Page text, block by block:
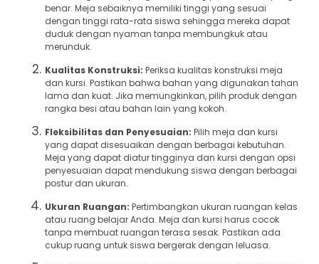
benar. Meja sebaiknya memiliki tinggi yang sesuai
dengan tinggi rata-rata siswa sehingga mereka dapat
duduk dengan nyaman tanpa membungkuk atau
merunduk.
Kualitas Konstruksi: Periksa kualitas konstruksi meja
dan kursi. Pastikan bahwa bahan yang digunakan tahan
lama dan kuat. Jika memungkinkan, pilih produk dengan
rangka besi atau bahan lain yang kokoh.
Fleksibilitas dan Penyesuaian: Pilih meja dan kursi
yang dapat disesuaikan dengan berbagai kebutuhan.
Meja yang dapat diatur tingginya dan kursi dengan opsi
penyesuaian dapat mendukung siswa dengan berbagai
postur dan ukuran.
Ukuran Ruangan: Pertimbangkan ukuran ruangan kelas
atau ruang belajar Anda. Meja dan kursi harus cocok
tanpa membuat ruangan terasa sesak. Pastikan ada
cukup ruang untuk siswa bergerak dengan leluasa.